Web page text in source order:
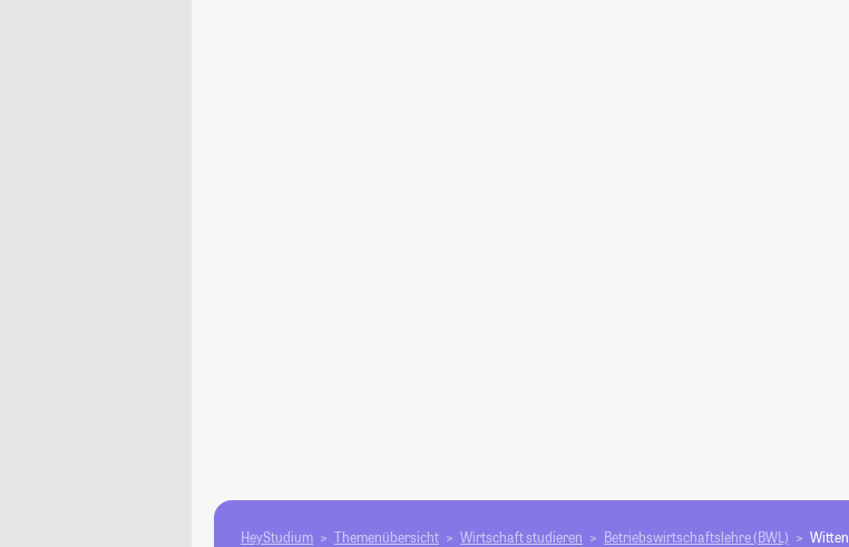
HeyStudium Themenübersicht Wirtschaft studieren Betriebswirtschaftslehre (BWL) Witten